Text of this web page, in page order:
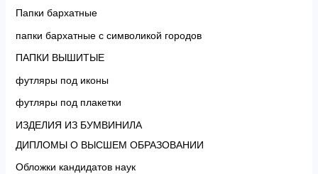
Папки бархатные
папки бархатные с символикой городов
ПАПКИ ВЫШИТЫЕ
футляры под иконы
футляры под плакетки
ИЗДЕЛИЯ ИЗ БУМВИНИЛА
ДИПЛОМЫ О ВЫСШЕМ ОБРАЗОВАНИИ
Обложки кандидатов наук